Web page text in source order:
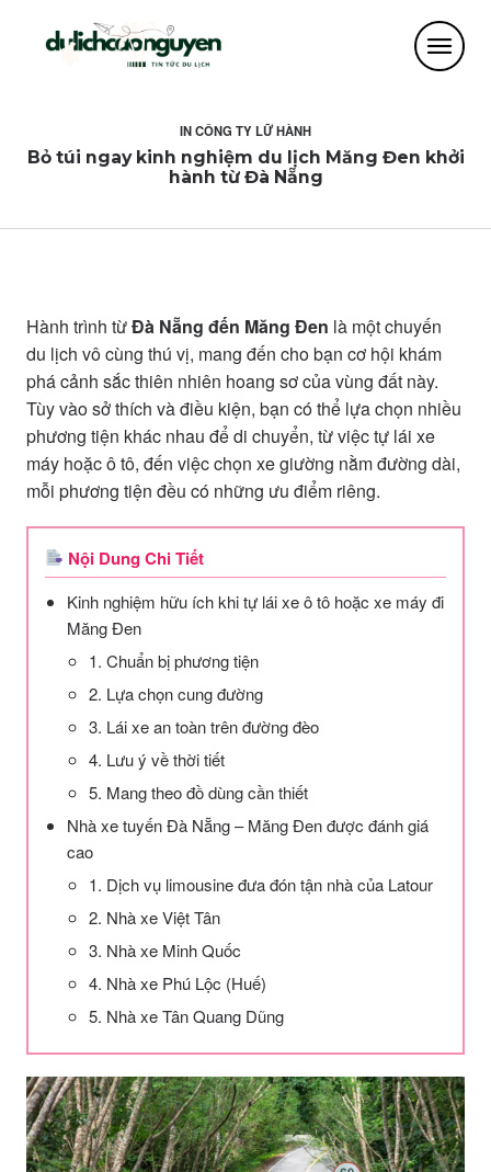
INCÔNG TY LỮ HÀNH
Bỏ túi ngay kinh nghiệm du lịch Măng Đen khởi
hành từ Đà Nẵng
Hành trình từĐà Nẵng đến Măng Đen là một chuyến
du lịch vô cùng thú vị, mang đến cho bạn cơ hội khám
phá cảnh sắc thiên nhiên hoang sơ của vùng đất này.
Tùy vào sở thích và điều kiện, bạn có thể lựa chọn nhiều
phương tiện khác nhau để di chuyển, từ việc tự lái xe
máy hoặc ô tô, đến việc chọn xe giường nằm đường dài,
mỗi phương tiện đều có những ưu điểm riêng.
Nội Dung Chi Tiết
Kinh nghiệm hữu ích khi tự lái xe ô tô hoặc xe máy đi
Măng Đen
1. Chuẩn bị phương tiện
2. Lựa chọn cung đường
3. Lái xe an toàn trên đường đèo
4. Lưu ý về thời tiết
5. Mang theo đồ dùng cần thiết
Nhà xe tuyến Đà Nẵng – Măng Đen được đánh giá
cao
1. Dịch vụ limousine đưa đón tận nhà của Latour
2. Nhà xe Việt Tân
3. Nhà xe Minh Quốc
4. Nhà xe Phú Lộc (Huế)
5. Nhà xe Tân Quang Dũng